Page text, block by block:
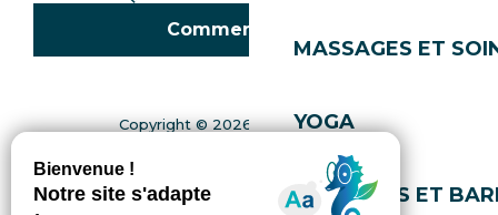
MASSAGES ET
YOGA
COIFFEURS ET
Comment venir ?
Copyright © 2026Mentions légales
Politique de confidentialité
Plan du site
Accessibilité : non conforme
Gérer l'accessibilité numérique